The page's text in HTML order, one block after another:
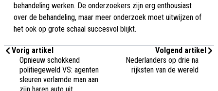
behandeling werken. De onderzoekers zijn erg enthousiast
over de behandeling, maar meer onderzoek moet uitwijzen of
het ook op grote schaal succesvol blijkt.
Vorig artikel
Opnieuw schokkend
politiegeweld VS: agenten
sleuren verlamde man aan
zijn haren auto uit
Volgend artikel
Nederlanders op drie na
rijksten van de wereld